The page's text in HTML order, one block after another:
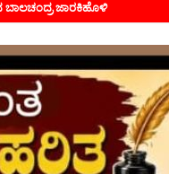
ಜಾರಕಿಹೊಳಿ